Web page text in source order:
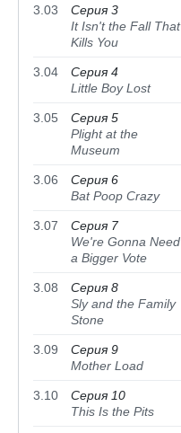
3.03
Серия 3
It Isn't the Fall That
Kills You
3.04
Серия 4
Little Boy Lost
3.05
Серия 5
Plight at the
Museum
3.06
Серия 6
Bat Poop Crazy
3.07
Серия 7
We're Gonna Need
a Bigger Vote
3.08
Серия 8
Sly and the Family
Stone
3.09
Серия 9
Mother Load
3.10
Серия 10
This Is the Pits